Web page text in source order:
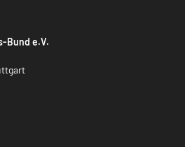
Bund e.V.